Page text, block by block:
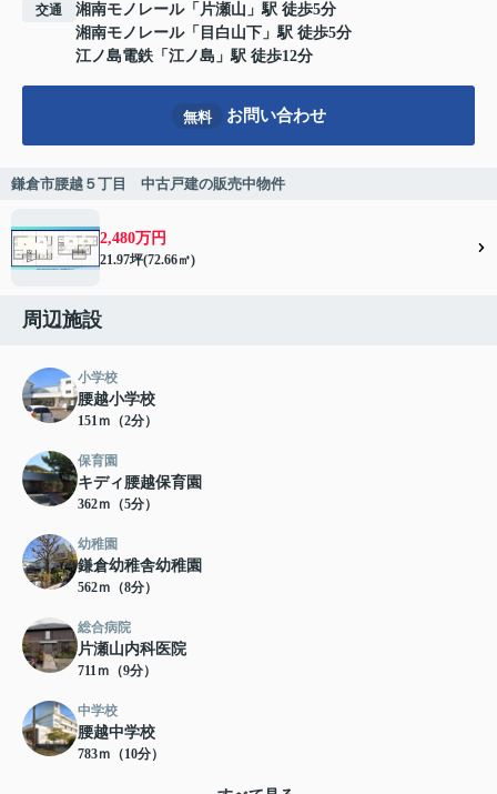
交通 湘南モノレール「 片瀬山 」駅 徒歩5分
湘南モノレール「 目白山下 」駅 徒歩5分
江ノ島電鉄 「 江ノ島 」駅 徒歩12分
無料 お問い合わせ
鎌倉市腰越５丁目 中古戸建の販売中物件
2,480万円
21.97坪(72.66㎡)
周辺施設
小学校
腰越小学校
151ｍ（2分）
保育園
キディ腰越保育園
362ｍ（5分）
幼稚園
鎌倉幼稚舎幼稚園
562ｍ（8分）
総合病院
片瀬山内科医院
711ｍ（9分）
中学校
腰越中学校
783ｍ（10分）